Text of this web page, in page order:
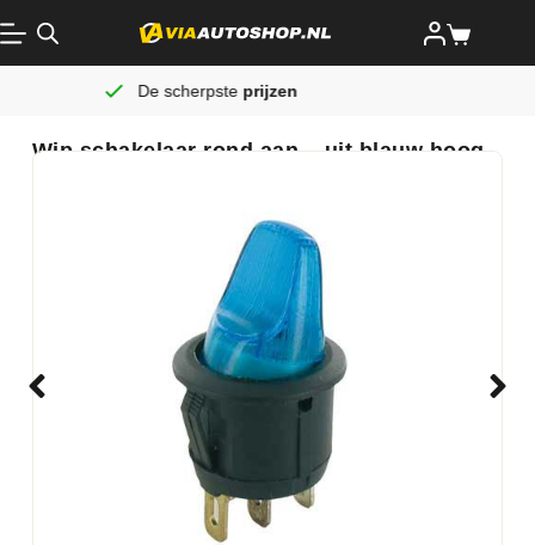
De scherpste prijzen
Wip schakelaar rond aan – uit blauw hoog